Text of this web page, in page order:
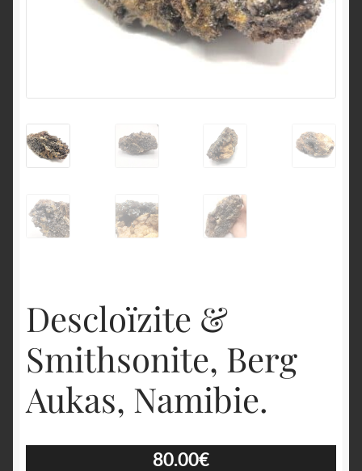
Descloïzite &
Smithsonite, Berg
Aukas, Namibie.
80.00€